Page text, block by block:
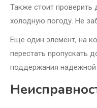
Также стоит проверить
холодную погоду. Не
Еще один элемент, на
перестать пропускать
поддержания